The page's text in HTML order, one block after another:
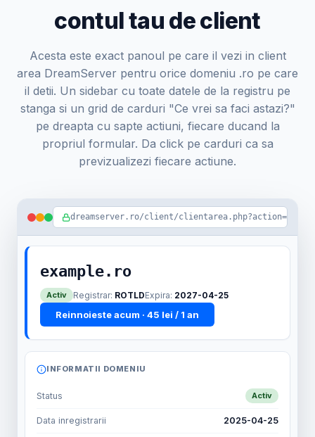
contul tau de client
Acesta este exact panoul pe care il vezi in client
area DreamServer pentru orice domeniu .ro pe care
il detii. Un sidebar cu toate datele de la registru pe
stanga si un grid de carduri "Ce vrei sa faci astazi?"
pe dreapta cu sapte actiuni, fiecare ducand la
propriul formular. Da click pe carduri ca sa
previzualizezi fiecare actiune.
dreamserver.ro/client/
example.ro
Activ Registrar: ROTLDExpira: 2027-04-25
Reinnoieste acum · 45 lei / 1 an
INFORMATII DOMENIU
Status Activ
Data inregistrarii 2025-04-25